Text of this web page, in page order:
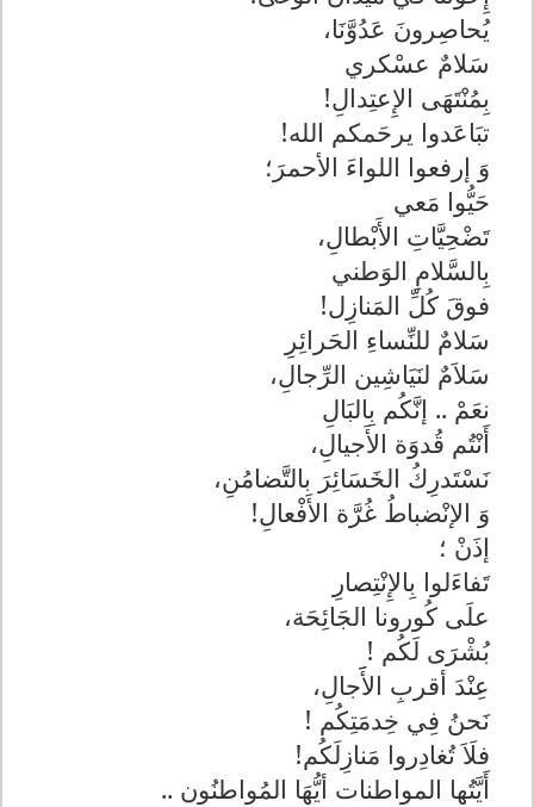
يُحاصِرونَ عَدُوَّنَا،
سَلامٌ عسْكري
بِمُنْتَهَى الإِعتِدالِ!
تبَاعَدوا يرحَمكم الله!
وَ إرفعوا اللواءَ الأحمرَ؛
حَيُّوا مَعي
تَضْحِيَّاتِ الأَبْطالِ،
بِالسَّلامِ الوَطني
فوقَ كُلِّ المَنازِل!
سَلامٌ للنِّساءِ الحَرائِرِ
سَلاَمٌ لنَيَاشِين الرِّجالِ،
نعَمْ .. إنَّكُم بِالبَالِ
أَنْتُم قُدوَة الأَجيالِ،
نَسْتَدرِكُ الخَسَائِرَ بالتَّضامُنِ،
وَ الإنْضباطُ غُرَّة الأَفْعالِ!
إذَنْ ؛
تَفاءَلوا بِالإِنْتِصارِ
علَى كُورونا الجَائِحَة،
بُشْرَى لَكُم !
عِنْدَ أقربِ الأََجالِ،
نَحنُ فِي خِدمَتِكُم !
فلَاَ تُغادِروا مَنازِلَكُم!
أَيَّتُها المواطنات أيُّهَا المُواطنُون ..